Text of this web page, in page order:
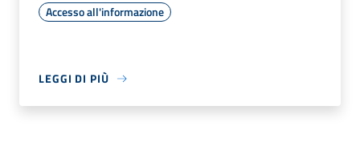
Accesso all'informazione
LEGGI DI PIÙ